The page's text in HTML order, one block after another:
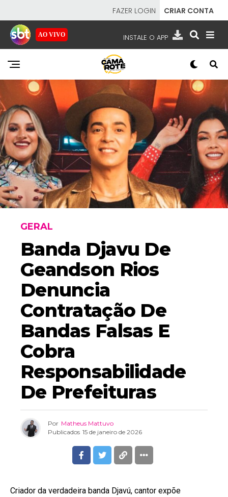
FAZER LOGIN CRIAR CONTA
AO VIVO INSTALE O APP
EMISSORAS
NOSSAS REDES APP TV SBT
SBT - SISTEMA BRASILEIRO DE TELEVISÃO
GERAL
Banda Djavu De
Geandson Rios
Denuncia
Contratação De
Bandas Falsas E
Cobra
Responsabilidade
De Prefeituras
Por Matheus Mattuvo
Publicados 15 de janeiro de 2026
Criador da verdadeira banda Djavú, cantor expõe
Flipboard
Reddit
Pinterest
Whatsapp
Email